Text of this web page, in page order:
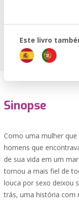
Este livro
Sinopse
Como uma mulher
homens que
de sua vida em um
tornou a mais fiel de
louca por sexo deixou
trás, uma história com